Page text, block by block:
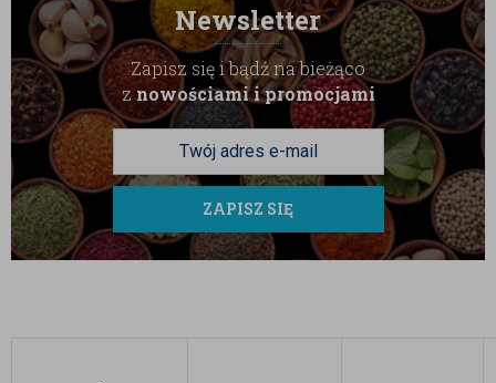
Newsletter
Zapisz się i bądź na bieżąco
znowościami i promocjami
ZAPISZ SIĘ